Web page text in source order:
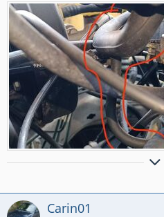
B 1,1; C 1,0; D 1,2+1,3+1,6+2,0; E
Kadett E-CC "Beauty" (Bj. 1991,
Carin01